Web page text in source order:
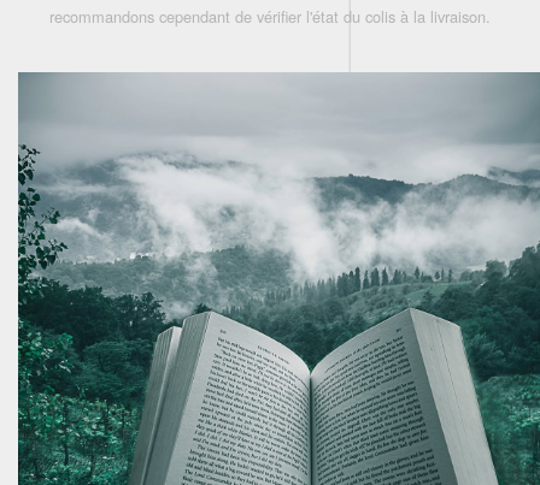
recommandons cependant de vérifier l'état du colis à la livraison.